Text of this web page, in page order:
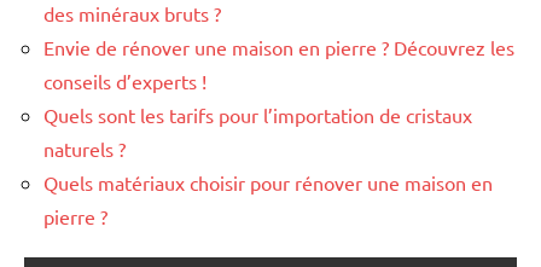
des minéraux bruts ?
Envie de rénover une maison en pierre ? Découvrez les
conseils d’experts !
Quels sont les tarifs pour l’importation de cristaux
naturels ?
Quels matériaux choisir pour rénover une maison en
pierre ?